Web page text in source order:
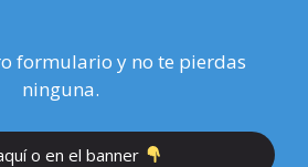
formulario y no te pierdas
ninguna.
o en el banner